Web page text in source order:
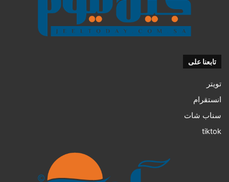
تابعنا على
تويتر
انستقرام
سناب شات
tiktok